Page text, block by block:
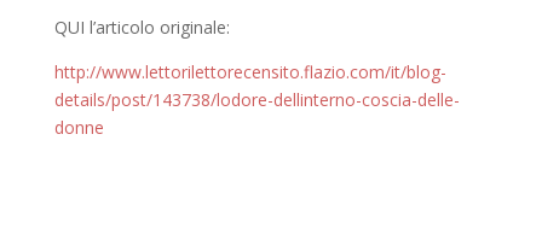
QUI l’articolo originale:
http://www.lettorilettorecensito.flazio.com/it/blog-
details/post/143738/lodore-dellinterno-coscia-delle-
donne